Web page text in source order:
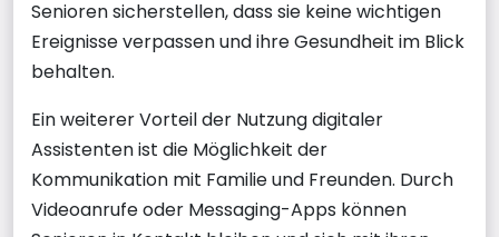
Senioren sicherstellen, dass sie keine wichtigen
Ereignisse verpassen und ihre Gesundheit im Blick
behalten.
Ein weiterer Vorteil der Nutzung digitaler
Assistenten ist die Möglichkeit der
Kommunikation mit Familie und Freunden. Durch
Videoanrufe oder Messaging-Apps können